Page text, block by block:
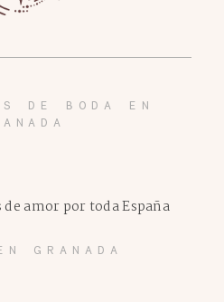
DE BODA EN
GRANADA
amor por toda España